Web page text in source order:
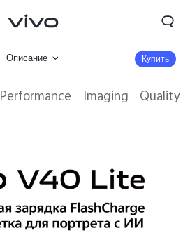
Описание
Галерея
Купить
Performance Imaging Quality